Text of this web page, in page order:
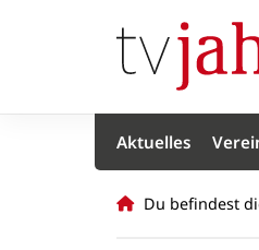
Aktuelles
Du befindest